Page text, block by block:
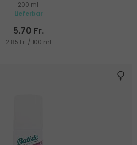
200 ml
Lieferbar
5.70 Fr.
2.85 Fr. / 100 ml